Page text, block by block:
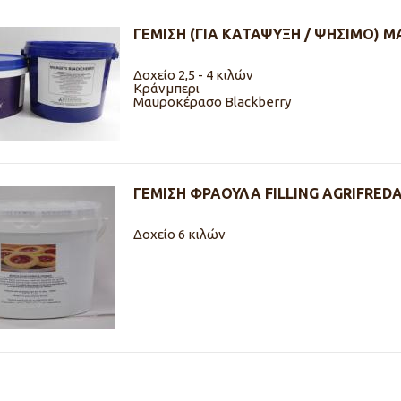
ΓΕΜΙΣΗ (ΓΙΑ ΚΑΤΑΨΥΞΗ / ΨΗΣΙΜΟ)
Δοχείο 2,5 - 4 κιλών
Κράνμπερι
Μαυροκέρασο Blackberry
ΓΕΜΙΣΗ ΦΡΑΟΥΛΑ FILLING AGRIFREDA
Δοχείο 6 κιλών